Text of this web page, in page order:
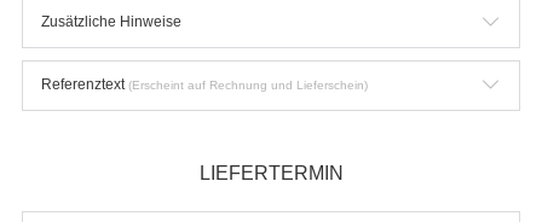
Zusätzliche Hinweise
Referenztext (Erscheint auf Rechnung und Lieferschein)
LIEFERTERMIN